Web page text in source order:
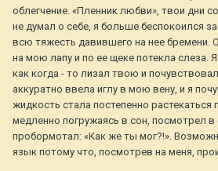
облегчение. «Пленник любви», твои дни
не думал о себе, я больше беспокоился
всю тяжесть давившего на нее бремени.
на мою лапу и по ее щеке потекла слеза.
как когда - то лизал твою и
аккуратно ввела иглу в мою вену, и я
жидкость стала постепенно растекаться
медленно погружаясь в сон, посмотрел в
пробормотал: «Как же ты мог?!».
язык потому что, посмотрев на меня,